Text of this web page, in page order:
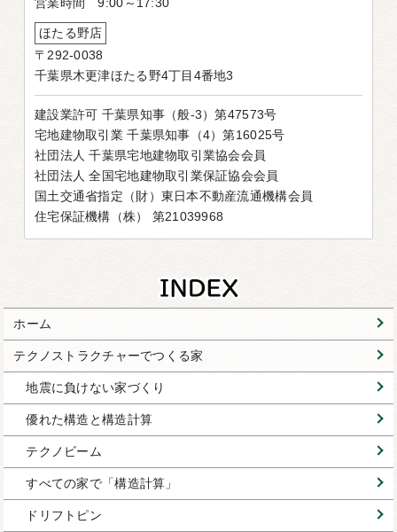
ほたる野店
〒292-0038
千葉県木更津ほたる野4丁目4番地3
建設業許可 千葉県知事（般-3）第47573号
宅地建物取引業 千葉県知事（4）第16025号
社団法人 千葉県宅地建物取引業協会会員
社団法人 全国宅地建物取引業保証協会会員
国土交通省指定（財）東日本不動産流通機構会員
住宅保証機構（株） 第21039968
ホーム
テクノストラクチャーでつくる家
地震に負けない家づくり
優れた構造と構造計算
テクノビーム
すべての家で「構造計算」
ドリフトピン